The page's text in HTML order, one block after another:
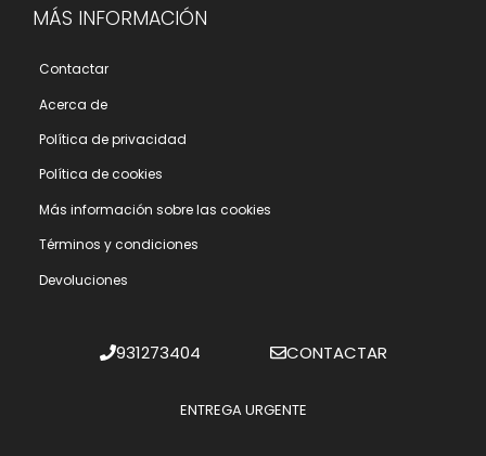
MÁS INFORMACIÓN
Contactar
Acerca de
Polí­tica de privacidad
Polí­tica de cookies
Más información sobre las cookies
Términos y condiciones
Devoluciones
931273404 CONTACTAR
ENTREGA URGENTE